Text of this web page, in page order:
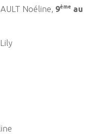
Noéline, 9ème au